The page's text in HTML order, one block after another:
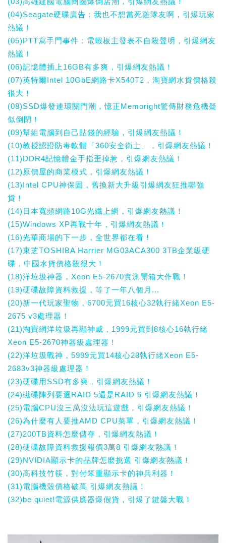
(04)Seagate硬碟廣告：我也不想當死雞隊友啊，引爆玩家
熱議！
(05)PTT寫手門事件：電蝦板主發表不自殺聲明，引爆網友
熱議！
(06)記憶體插上16GB有多爽，引爆網友熱議！
(07)英特爾Intel 10GbE網路卡X540T2，淘寶網水貨價格殺
很大！
(08)SSD爆發連環關門潮，憶正Memoright驚傳財務危機疑
似倒閉！
(09)幫組電腦到自己貼錢的經驗，引爆網友熱議！
(10)教授認證防毒軟體「360安全衛士」，引爆網友熱議！
(11)DDR4記憶體金手指歪掉惹，引爆網友熱議！
(12)原價屋的商業模式，引爆網友熱議！
(13)Intel CPU神保固，舊換新大升級引爆網友狂推聯強
貨！
(14)日本寬頻網路10G光纖上網，引爆網友熱議！
(15)Windows XP再戰十年，引爆網友熱議！
(16)光華商場的下一步，全世界都在看！
(17)東芝TOSHIBA Harrier MG03ACA300 3TB企業級硬
碟，中國水貨價格殺很大！
(18)洋垃圾神器，Xeon E5-2670實測開箱大作戰！
(19)硬碟故障資料救援，等了一年八個月...
(20)新一代玩家聖物，6700元買16核心32執行緒Xeon E5-
2675 v3處理器！
(21)淘寶網洋垃圾再顯神威，1999元買到8核心16執行緒
Xeon E5-2670神器級處理器！
(22)洋垃圾戰神，5999元買14核心28執行緒Xeon E5-
2683v3神器級處理器！
(23)硬碟用SSD有多爽，引爆網友熱議！
(24)磁碟陣列要選RAID 5還是RAID 6 引爆網友熱議！
(25)電腦CPU沒三萬沒法玩這遊戲，引爆網友熱議！
(26)為什麼有人要推AMD CPU菜單，引爆網友熱議！
(27)200TB資料怎麼儲存，引爆網友熱議！
(28)硬碟故障資料救援報價3萬8 引爆網友熱議！
(29)NVIDIA顯示卡的品牌怎麼挑選 引爆網友熱議！
(30)高科技竹筷，對付笨重顯示卡的神兵利器！
(31)電腦機殼價格破萬 引爆網友熱議！
(32)be quiet!電源供應器爆假貨，引爆了鍵盤大戰！